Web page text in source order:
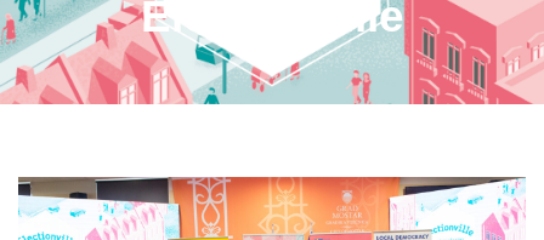
Electionville